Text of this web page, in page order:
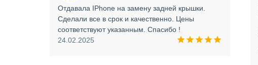
Отдавала IPhone на замену задней крышки.
Сделали все в срок и качественно. Цены
соответствуют указанным. Спасибо !
24.02.2025